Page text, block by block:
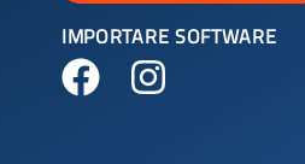
IMPORTARE SOFTWARE